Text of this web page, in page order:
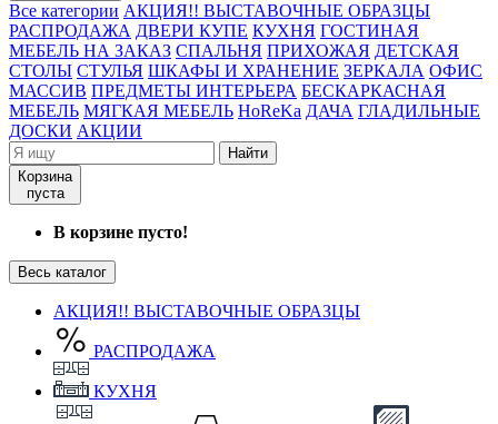
Все категории АКЦИЯ!! ВЫСТАВОЧНЫЕ ОБРАЗЦЫ
РАСПРОДАЖА ДВЕРИ КУПЕ КУХНЯ ГОСТИНАЯ
МЕБЕЛЬ НА ЗАКАЗ СПАЛЬНЯ ПРИХОЖАЯ ДЕТСКАЯ
СТОЛЫ СТУЛЬЯ ШКАФЫ И ХРАНЕНИЕ ЗЕРКАЛА ОФИС
МАССИВ ПРЕДМЕТЫ ИНТЕРЬЕРА БЕСКАРКАСНАЯ
МЕБЕЛЬ МЯГКАЯ МЕБЕЛЬ HoReKa ДАЧА ГЛАДИЛЬНЫЕ
ДОСКИ АКЦИИ
Найти
Корзина
пуста
В корзине пусто!
Весь каталог
АКЦИЯ!! ВЫСТАВОЧНЫЕ ОБРАЗЦЫ
РАСПРОДАЖА
КУХНЯ